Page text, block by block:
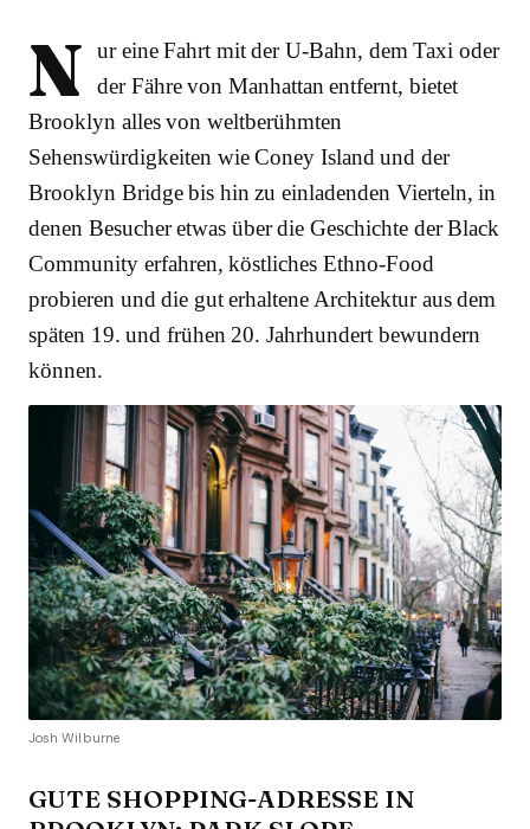
N
ur eine Fahrt mit der U-Bahn, dem Taxi oder
der Fähre von Manhattan entfernt, bietet
Brooklyn alles von weltberühmten
Sehenswürdigkeiten wie Coney Island und der
Brooklyn Bridge bis hin zu einladenden Vierteln, in
denen Besucher etwas über die Geschichte der Black
Community erfahren, köstliches Ethno-Food
probieren und die gut erhaltene Architektur aus dem
späten 19. und frühen 20. Jahrhundert bewundern
können.
Josh Wilburne
GUTE SHOPPING-ADRESSE IN